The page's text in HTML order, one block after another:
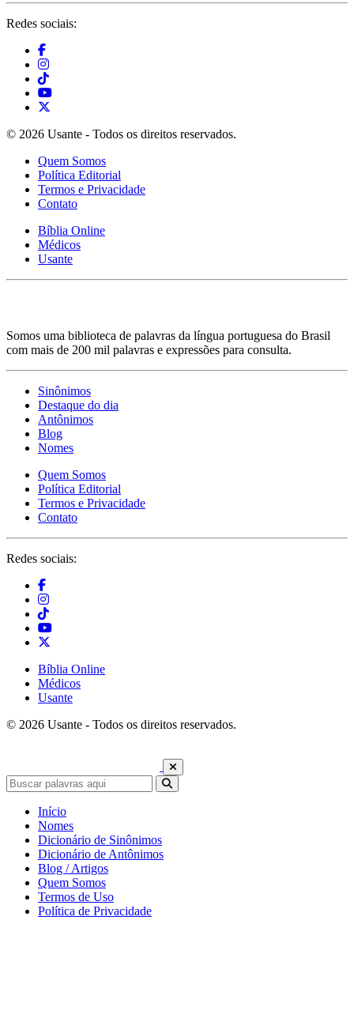
Redes sociais:
© 2026 Usante - Todos os direitos reservados.
Quem Somos
Política Editorial
Termos e Privacidade
Contato
Bíblia Online
Médicos
Usante
Somos uma biblioteca de palavras da língua portuguesa do Brasil
com mais de 200 mil palavras e expressões para consulta.
Sinônimos
Destaque do dia
Antônimos
Blog
Nomes
Quem Somos
Política Editorial
Termos e Privacidade
Contato
Redes sociais:
Bíblia Online
Médicos
Usante
© 2026 Usante - Todos os direitos reservados.
Início
Nomes
Dicionário de Sinônimos
Dicionário de Antônimos
Blog / Artigos
Quem Somos
Termos de Uso
Política de Privacidade